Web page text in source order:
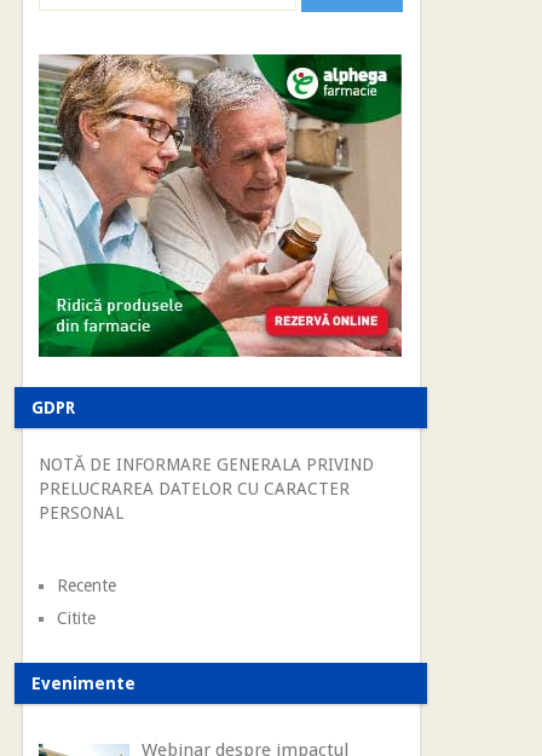
GDPR
NOTĂ DE INFORMARE GENERALA PRIVIND
PRELUCRAREA DATELOR CU CARACTER
PERSONAL
Recente
Citite
Evenimente
Webinar despre impactul